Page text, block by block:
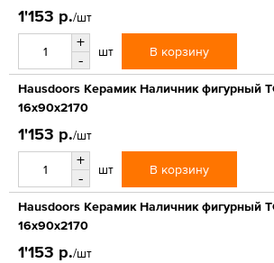
1'153 р./шт
+
-
шт В корзину
Hausdoors Керамик Наличник фигурный
16x90x2170
1'153 р./шт
+
-
шт В корзину
Hausdoors Керамик Наличник фигурный
16x90x2170
1'153 р./шт